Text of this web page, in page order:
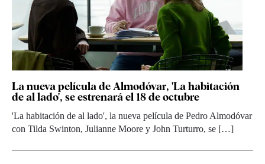
La nueva película de Almodóvar, 'La habitación
de al lado', se estrenará el 18 de octubre
'La habitación de al lado', la nueva película de Pedro Almodóvar
con Tilda Swinton, Julianne Moore y John Turturro, se […]